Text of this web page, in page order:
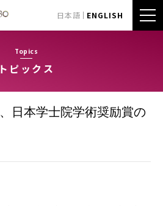
日本語 ENGLISH
Topics
トピックス
日本学士院学術奨励賞の